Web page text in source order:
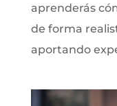
aprenderás
de forma
aportando